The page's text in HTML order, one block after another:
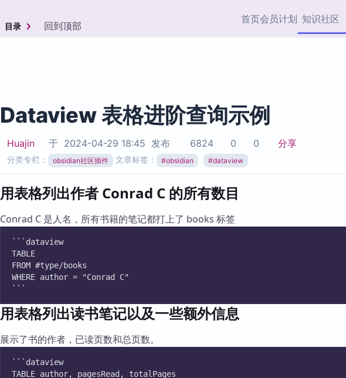
首页会员计划 知识社区
Obsidian 社区插件
载
加速访问 Obsidian 官方
市场
Zotero 插件
Zotero 插件资源与加速
服务
目录 回到顶部
Dataview 表格进阶查询示例
Huajin 于 2024-04-29 18:45 发布 6824 0 0 分享
分类专栏： obsidian社区插件 文章标签： #obsidian #dataview
用表格列出作者 Conrad C 的所有数目
Conrad C 是人名，所有书籍的笔记都打上了 books 标签
```dataview
TABLE
FROM #type/books
WHERE author = "Conrad C"
```
用表格列出读书笔记以及一些额外信息
展示了书的作者，已读页数和总页数。
```dataview
TABLE author, pagesRead, totalPages